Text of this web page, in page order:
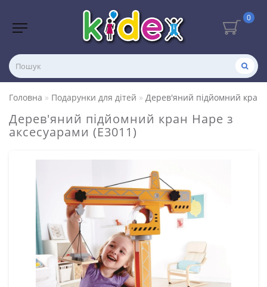
0
Головна Подарунки для дітей Дерев'яний підйомний кран
Дерев'яний підйомний кран Hape з
аксесуарами (E3011)